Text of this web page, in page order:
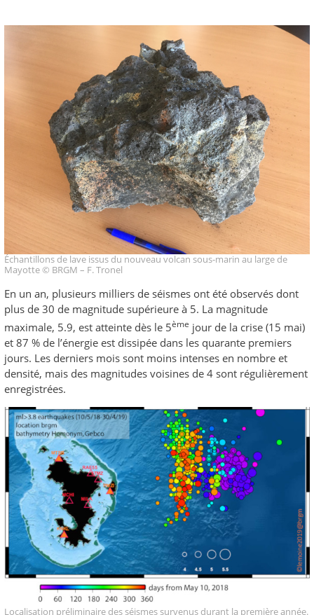
Échantillons de lave issus du nouveau volcan sous-marin au large de
Mayotte © BRGM – F. Tronel
En un an, plusieurs milliers de séismes ont été observés dont
plus de 30 de magnitude supérieure à 5. La magnitude
maximale, 5.9, est atteinte dès le 5ème jour de la crise (15 mai)
et 87 % de l’énergie est dissipée dans les quarante premiers
jours. Les derniers mois sont moins intenses en nombre et
densité, mais des magnitudes voisines de 4 sont régulièrement
enregistrées.
Localisation préliminaire des séismes survenus durant la première année.